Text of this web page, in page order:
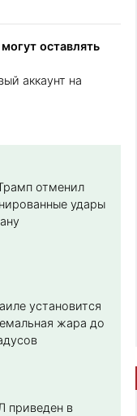
оставлять
аккаунт на
отменил
удары
установится
жара до
приведен в